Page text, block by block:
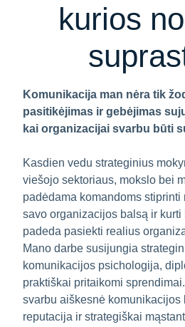
kurios
Komunikacija man nėra tik
pasitikėjimas ir gebėjimas
kai organizacijai svarbu būti
Kasdien vedu strateginius
viešojo sektoriaus, mokslo bei
padėdama komandoms stiprinti
savo organizacijos balsą ir
padeda pasiekti realius
Mano darbe susijungia
komunikacijos psichologija,
praktiškai pritaikomi
svarbu aiškesnė komunikacijos
reputacija ir strategiškai